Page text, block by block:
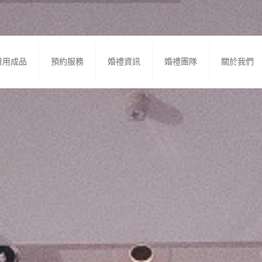
用成品 預約服務 婚禮資訊 婚禮團隊 關於我們